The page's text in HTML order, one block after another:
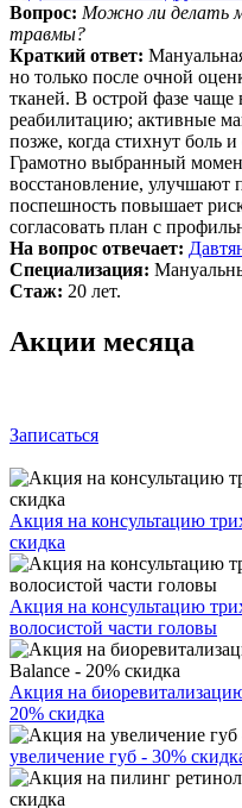
Вопрос: Можно ли делать
травмы?
Краткий ответ:
но только после очной
тканей. В острой фазе
реабилитацию; активные
позже, когда стихнут боль
Грамотно выбранный
восстановление, улучшают
поспешность повышает
согласовать план с
На вопрос отвечает:
Специализация:
Стаж: 20 лет.
Акции месяца
Записаться
Акция на консультацию
скидка
Акция на консультацию
волосистой части головы
Акция на
20% скидка
увеличение губ - 30%